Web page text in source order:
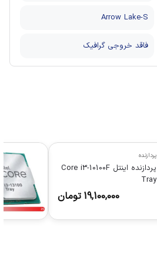
Arrow Lake-S
فاقد خروجی گرافیک
پردازنده
پردازنده اینتل Core i3-10100F
Tray
19,100,000 تومان